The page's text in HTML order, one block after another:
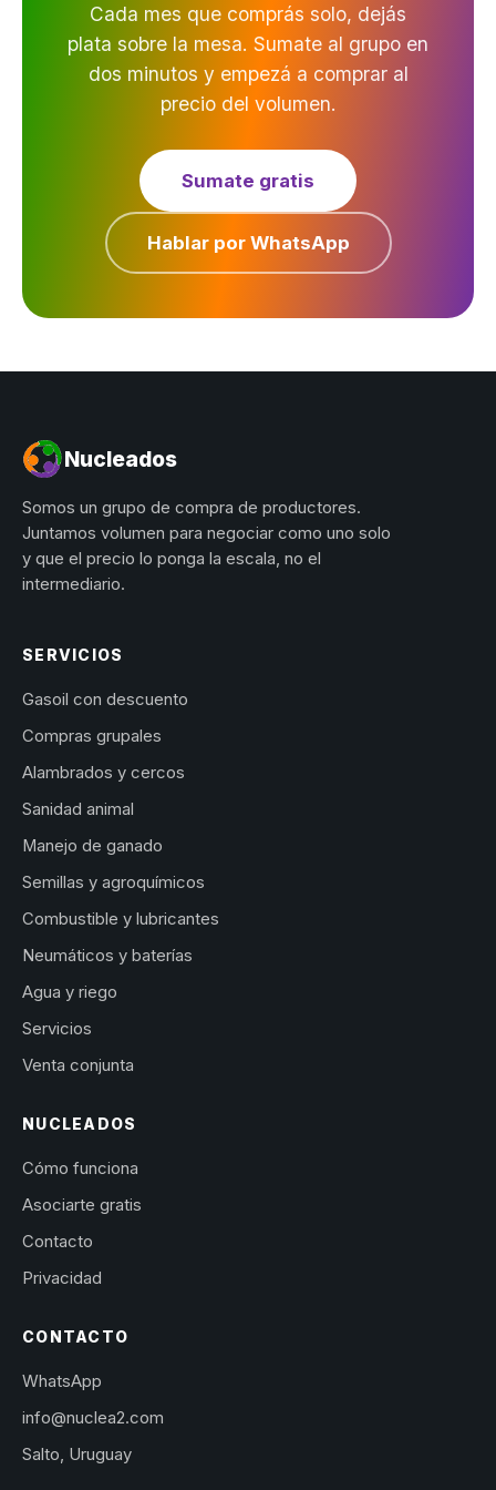
Cada mes que comprás solo, dejás
plata sobre la mesa. Sumate al grupo en
dos minutos y empezá a comprar al
precio del volumen.
Sumate gratis
Hablar por WhatsApp
Nucleados
Somos un grupo de compra de productores.
Juntamos volumen para negociar como uno solo
y que el precio lo ponga la escala, no el
intermediario.
SERVICIOS
Gasoil con descuento
Compras grupales
Alambrados y cercos
Sanidad animal
Manejo de ganado
Semillas y agroquímicos
Combustible y lubricantes
Neumáticos y baterías
Agua y riego
Servicios
Venta conjunta
NUCLEADOS
Cómo funciona
Asociarte gratis
Contacto
Privacidad
CONTACTO
WhatsApp
info@nuclea2.com
Salto, Uruguay